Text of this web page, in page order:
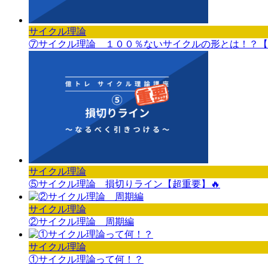
サイクル理論
⑦サイクル理論 １００％ないサイクルの形とは！？
サイクル理論
⑤サイクル理論 損切りライン【超重要】🔥
サイクル理論
②サイクル理論 周期編
サイクル理論
①サイクル理論って何！？